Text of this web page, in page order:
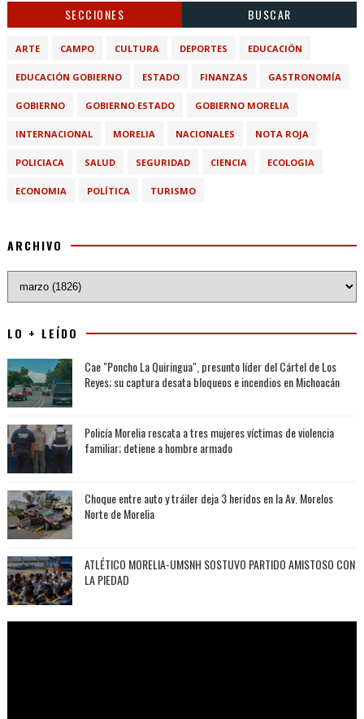
SECCIONES BUSCAR
ARTE CAMPO CULTURA DEPORTES EDUCACIÓN
EDUCACIÓN GOBIERNO ESTADO FINANZAS GASTRONOMÍA
GOBIERNO GOBIERNO ESTADO GOBIERNO MORELIA
INTERNACIONAL MORELIA NACIONALES NOTA ROJA
POLICIACA SALUD SEGURIDAD CIENCIA ECOLOGIA
ECONOMIA POLÍTICA TURISMO
ARCHIVO
LO + LEÍDO
Cae "Poncho La Quiringua", presunto líder del Cártel de Los
Reyes; su captura desata bloqueos e incendios en Michoacán
Policía Morelia rescata a tres mujeres víctimas de violencia
familiar; detiene a hombre armado
Choque entre auto y tráiler deja 3 heridos en la Av. Morelos
Norte de Morelia
ATLÉTICO MORELIA-UMSNH SOSTUVO PARTIDO AMISTOSO CON
LA PIEDAD